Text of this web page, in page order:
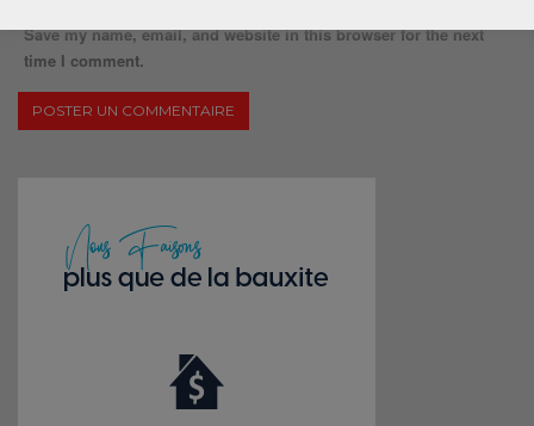
Save my name, email, and website in this browser for the next
time I comment.